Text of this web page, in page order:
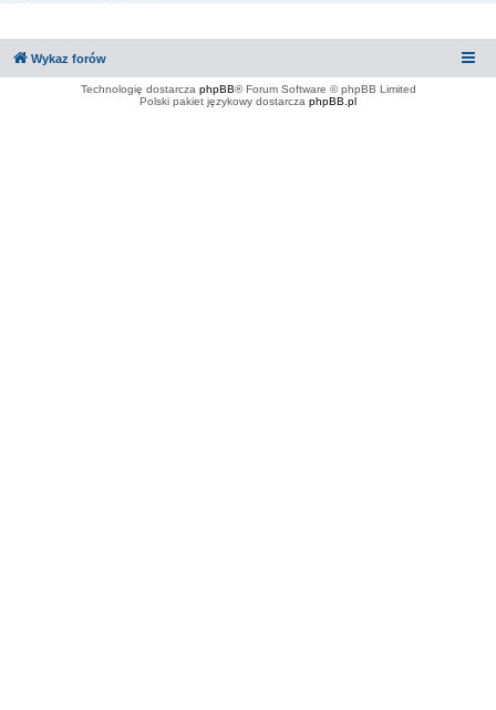
Wykaz forów
Technologię dostarcza phpBB® Forum Software © phpBB Limited
Polski pakiet językowy dostarcza phpBB.pl